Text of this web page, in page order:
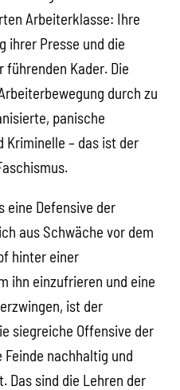
Arbeiterklasse: Ihre
ihrer Presse und die
Kader. Die
durch zu
panische
Kriminelle – das ist der
eine Defensive der
aus Schwäche vor dem
hinter einer
ihn einzufrieren und eine
ist der
siegreiche Offensive der
nachhaltig und
Das sind die Lehren der